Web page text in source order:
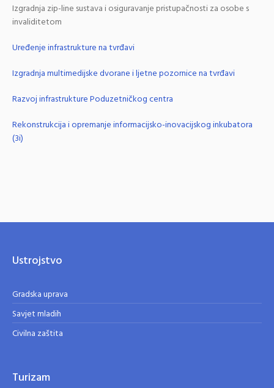
Izgradnja zip-line sustava i osiguravanje pristupačnosti za osobe s
invaliditetom
Uređenje infrastrukture na tvrđavi
Izgradnja multimedijske dvorane i ljetne pozornice na tvrđavi
Razvoj infrastrukture Poduzetničkog centra
Rekonstrukcija i opremanje informacijsko-inovacijskog inkubatora
(3i)
Ustrojstvo
Gradska uprava
Savjet mladih
Civilna zaštita
Turizam